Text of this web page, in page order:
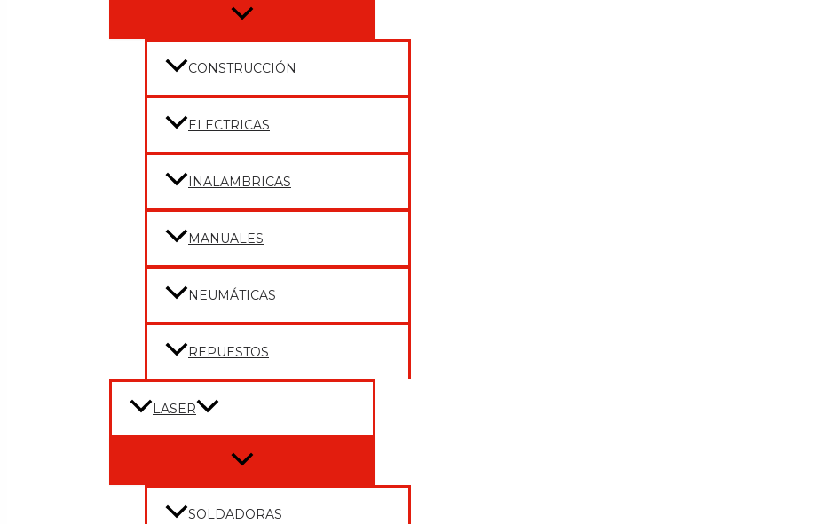
Menu
CONSTRUCCIÓN
ELECTRICAS
INALAMBRICAS
MANUALES
NEUMÁTICAS
REPUESTOS
LASER
Menu
SOLDADORAS